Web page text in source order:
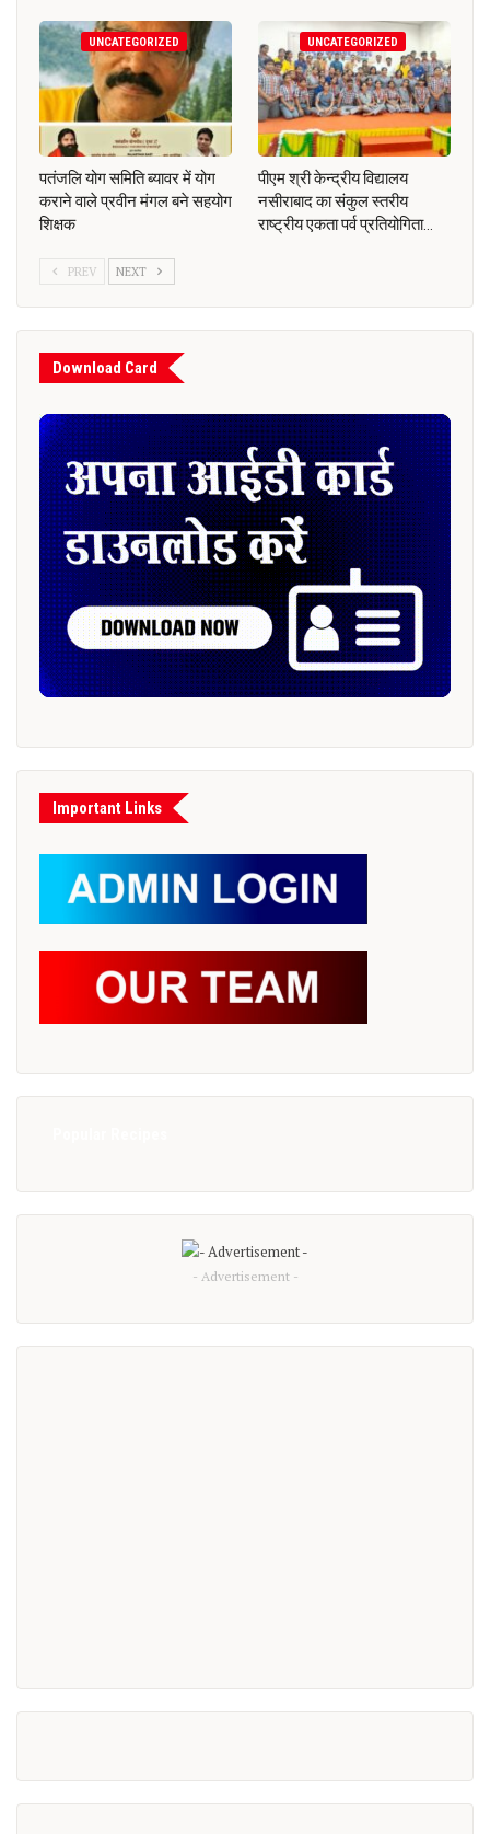
UNCATEGORIZED
पतंजलि योग समिति ब्यावर में योग
कराने वाले प्रवीन मंगल बने सहयोग
शिक्षक
UNCATEGORIZED
पीएम श्री केन्द्रीय विद्यालय
नसीराबाद का संकुल स्तरीय
राष्ट्रीय एकता पर्व प्रतियोगिता…
PREV NEXT
Download Card
Important Links
- Advertisement -